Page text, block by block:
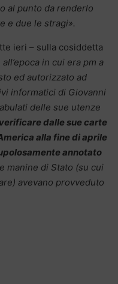
al punto da renderlo
e due le stragi».
ieri – sulla cosiddetta
in cui era pm a
ed autorizzato ad
informatici di Giovanni
delle sue utenze
dalle sue carte
alla fine di aprile
annotato
manine di Stato (su cui
avevano provveduto